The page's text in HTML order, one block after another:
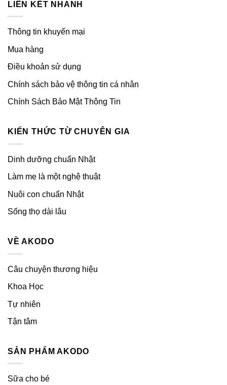
LIÊN KẾT NHANH
Thông tin khuyến mại
Mua hàng
Điều khoản sử dụng
Chính sách bảo vệ thông tin cá nhân
Chính Sách Bảo Mật Thông Tin
KIẾN THỨC TỪ CHUYÊN GIA
Dinh dưỡng chuẩn Nhật
Làm mẹ là một nghệ thuật
Nuôi con chuẩn Nhật
Sống thọ dài lâu
VỀ AKODO
Câu chuyện thương hiệu
Khoa Học
Tự nhiên
Tận tâm
SẢN PHẨM AKODO
Sữa cho bé